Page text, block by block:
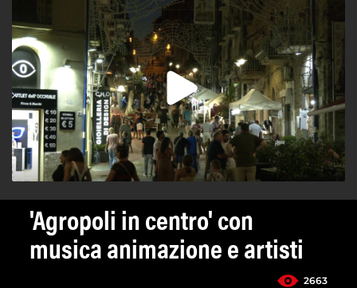
'Agropoli in centro' con
musica animazione e artisti
2663